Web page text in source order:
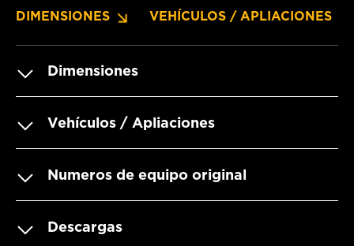
DIMENSIONES VEHÍCULOS / APLIACIONES
Dimensiones
Vehículos / Apliaciones
Numeros de equipo original
Descargas